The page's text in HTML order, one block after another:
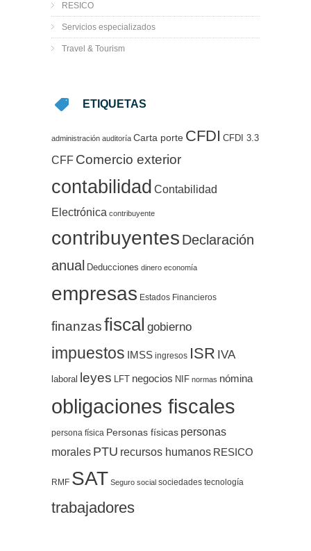
RESICO
Servicios especializados
Travel & Tourism
ETIQUETAS
administración auditoría Carta porte CFDI CFDI 3.3
CFF Comercio exterior
contabilidad Contabilidad
Electrónica contribuyente
contribuyentes Declaración
anual Deducciones dinero economía
empresas Estados Financieros
finanzasfiscal gobierno
impuestos IMSS ingresos ISR IVA
laboral leyes LFT negocios NIF normas nómina
obligaciones fiscales
persona física Personas físicas personas
morales PTU recursos humanos RESICO
RMF SAT Seguro social sociedades tecnología
trabajadores